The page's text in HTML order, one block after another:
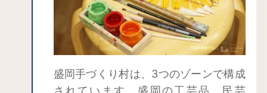
は牧草地内には入ることができません
のでご注意ください。
盛岡手づくり村は、3つのゾーンで構成
されています。盛岡の工芸品、民芸